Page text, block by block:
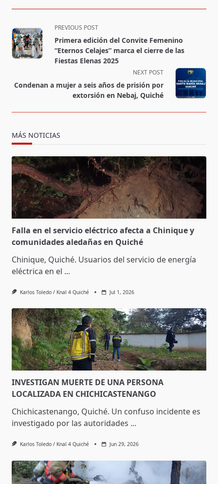
<span
class="nav-
subtitle
screen-
text">Page</span>
PREVIOUS POST
Primera edición del Convite Femenino
“Eternos Celajes” marca el cierre de las
Fiestas Elenas 2025
NEXT POST
Condenan a mujer a seis años de prisión por
extorsión en Nebaj, Quiché
MÁS NOTICIAS
Falla en el servicio eléctrico afecta a Chinique y
comunidades aledañas en Quiché
Chinique, Quiché. Usuarios del servicio de energía
eléctrica en el ...
Karlos Toledo / Knal 4 Quiché Jul 1, 2026
INVESTIGAN MUERTE DE UNA PERSONA
LOCALIZADA EN CHICHICASTENANGO
Chichicastenango, Quiché. Un confuso incidente es
investigado por las autoridades ...
Karlos Toledo / Knal 4 Quiché Jun 29, 2026